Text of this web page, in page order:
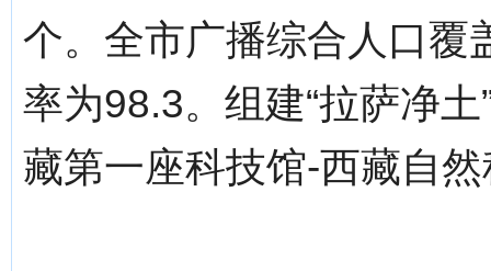
个。全市广播综合人口覆
率为98.3。组建“拉萨净
藏第一座科技馆-西藏自